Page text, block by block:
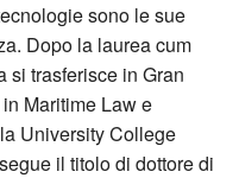
sono le sue
Dopo la laurea cum
si trasferisce in Gran
Maritime Law e
University College
il titolo di dottore di